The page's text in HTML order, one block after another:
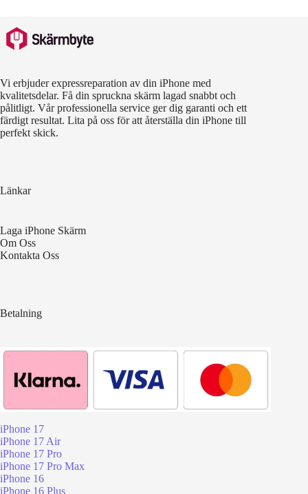
Vi erbjuder expressreparation av din iPhone med
kvalitetsdelar. Få din spruckna skärm lagad snabbt och
pålitligt. Vår professionella service ger dig garanti och ett
färdigt resultat. Lita på oss för att återställa din iPhone till
perfekt skick.
Länkar
Laga iPhone Skärm
Om Oss
Kontakta Oss
Betalning
iPhone 17
iPhone 17 Air
iPhone 17 Pro
iPhone 17 Pro Max
iPhone 16
iPhone 16 Plus